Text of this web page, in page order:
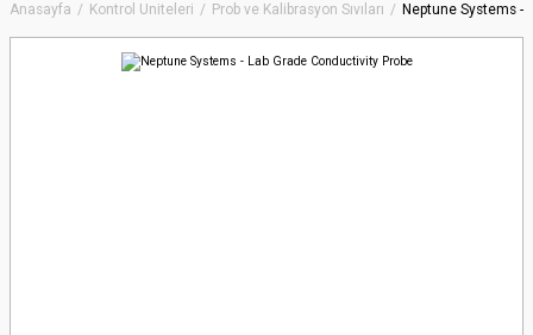
Anasayfa Kontrol Üniteleri Prob ve Kalibrasyon Sıvıları Neptune Systems -